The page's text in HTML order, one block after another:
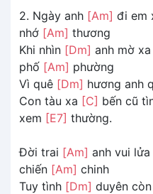
2. Ngày anh [Am] đi em
nhớ [Am] thương
Khi nhìn [Dm] anh mờ xa
phố [Am] phường
Vì quê [Dm] hương anh
Con tàu xa [C] bến cũ
xem [E7] thường.
Đời trai [Am] anh vui lửa
chiến [Am] chinh
Tuy tình [Dm] duyên